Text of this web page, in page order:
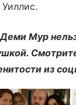
Мур
из